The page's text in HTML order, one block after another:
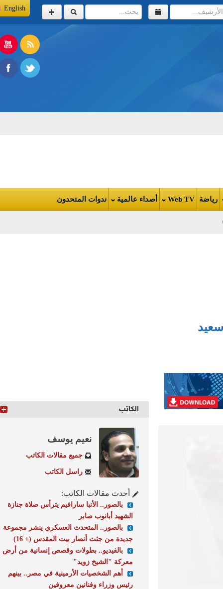
English
Web TV أصداء عالمية ندوات المتحدون
الكاتب
نعيم يوسف
جميع مقالات الكاتب
راسل الكاتب
أحدث مقالات الكاتب:
بالصور.. الأنبا سارافيم يترأس صلاة جنازة
الشهيد أبانوب صابر
بالصور.. المتحدث العسكري ينشر مجموعة
جديدة من جثث أنصار بيت المقدس (+ 16)
بالفيديو.. بطولات وقصص إنسانية من أرض
معركة "الشيخ زويد"
أهم الشخصيات الأرمينية في مصر.. بينهم
رئيس وزراء وفنانين معروفين